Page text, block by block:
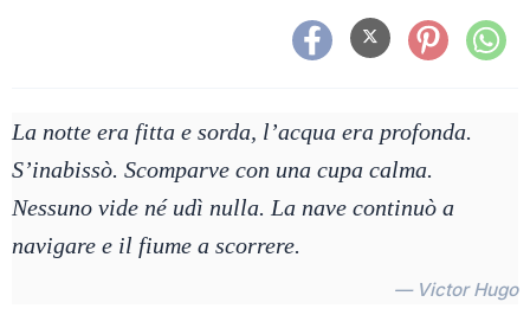
La notte era fitta e sorda, l’acqua era profonda.
S’inabissò. Scomparve con una cupa calma.
Nessuno vide né udì nulla. La nave continuò a
navigare e il fiume a scorrere.
— Victor Hugo